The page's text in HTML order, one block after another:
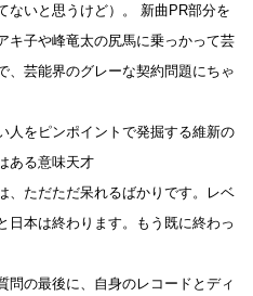
ないと思うけど）。 新曲PR部分を
キ子や峰竜太の尻馬に乗っかって芸
、芸能界のグレーな契約問題にちゃ
人をピンポイントで発掘する維新の
ある意味天才
、ただただ呆れるばかりです。レベ
日本は終わります。もう既に終わっ
問の最後に、自身のレコードとディ